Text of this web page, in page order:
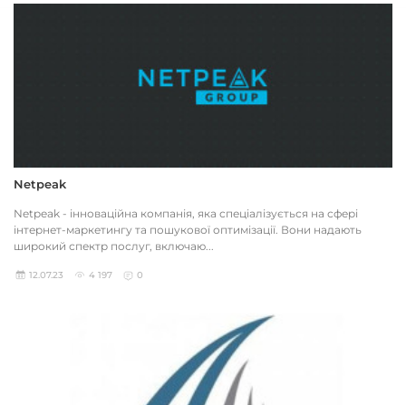
Netpeak
Netpeak - інноваційна компанія, яка спеціалізується на сфері
інтернет-маркетингу та пошукової оптимізації. Вони надають
широкий спектр послуг, включаю...
12.07.23 4 197 0